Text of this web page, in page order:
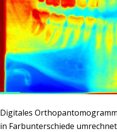
Digitales
in Farbunterschiede